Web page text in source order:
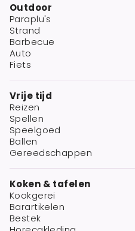
Outdoor
Paraplu's
Strand
Barbecue
Auto
Fiets
Vrije tijd
Reizen
Spellen
Speelgoed
Ballen
Gereedschappen
Koken & tafelen
Kookgerei
Barartikelen
Bestek